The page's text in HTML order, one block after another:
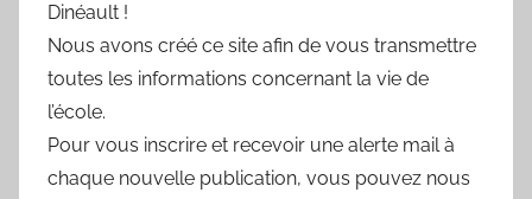
Dinéault !
Nous avons créé ce site afin de vous transmettre
toutes les informations concernant la vie de
l’école.
Pour vous inscrire et recevoir une alerte mail à
chaque nouvelle publication, vous pouvez nous